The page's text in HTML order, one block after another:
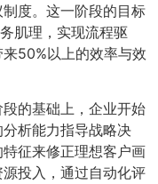
度。这一阶段的目标
肌理，实现流程驱
50%以上的效率与效
段的基础上，企业开始
析能力指导战略决
征来修正理想客户画
投入，通过自动化评